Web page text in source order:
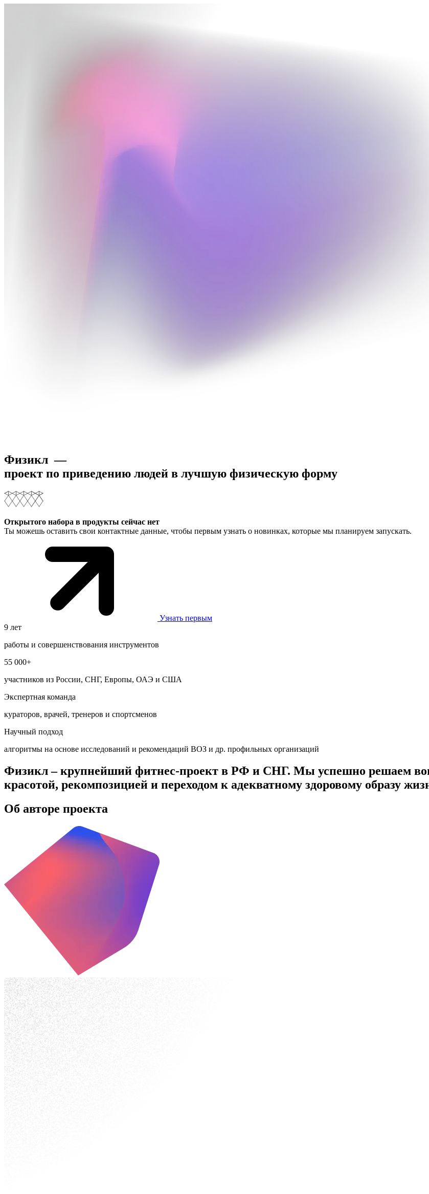
Физикл —
проект по приведению людей в лучшую физическую форму
Открытого набора в продукты сейчас нет
Ты можешь оставить свои контактные данные, чтобы первым узнать о новинках, которые мы планируем запускать.
Узнать первым
9 лет
работы и совершенствования инструментов
55 000+
участников из России, СНГ, Европы, ОАЭ и США
Экспертная команда
кураторов, врачей, тренеров и спортсменов
Научный подход
алгоритмы на основе исследований и рекомендаций ВОЗ и др. профильных организаций
Физикл – крупнейший фитнес-проект в РФ и СНГ. Мы успешно решаем
красотой, рекомпозицией и переходом к адекватному здоровому образу
Об авторе проекта